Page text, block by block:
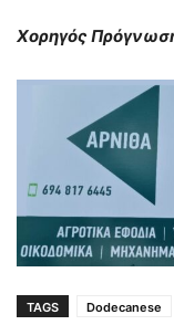
Χορηγός
TAGS Dodecanese